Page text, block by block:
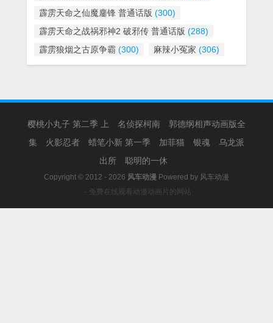
霹雳天命之仙魔鏖锋 普通话版 (300)
霹雳天命之战祸邪神2 破邪传 普通话版 (288)
霹雳狼烟之古原争霸 (300) 麻辣小冤家 (306)
樱桃小丸子 第二季 上 名侦探柯南
郭德纲相声动画版全
集
火影忍者 蜡笔小新 第一季 加菲猫 银魂
乌龙派
出所
聪明的一休
Copyright © 2012 - 2026 风车动漫 Powered by 风车动漫
－免费在线观看动漫动画片的网站